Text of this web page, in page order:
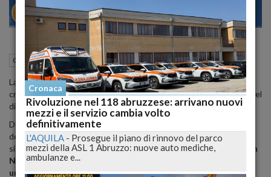
MILANO 28
Cronaca nazionale Roma (RM) 14 Maggio 2025 18:33
La premier italiana critica le azioni israeliane a Gaza, definendo la
crisi umanitaria "drammatica e ingiustificabile", ma esclude il ritiro del
diplomatico da Tel Aviv.
Durante il question time alla
del ConsiglioGiorgia Meloni ha espresso preoccupazione per la
situazione aGaza, esortando il Primo Ministro israeliano
Benjamin
Netanyahual rispetto del
umanitario.Meloni ha definito la crisi umanitaria nella Striscia
Cronaca
Rivoluzione nel 118 abruzzese: arrivano nuovi
mezzi e il servizio cambia volto
definitivamente
L'AQUILA - Prosegue il piano di rinnovo del parco
mezzi della ASL 1 Abruzzo: nuove auto mediche,
ambulanze e...